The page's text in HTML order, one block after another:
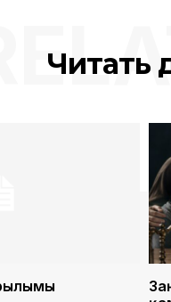
Читать